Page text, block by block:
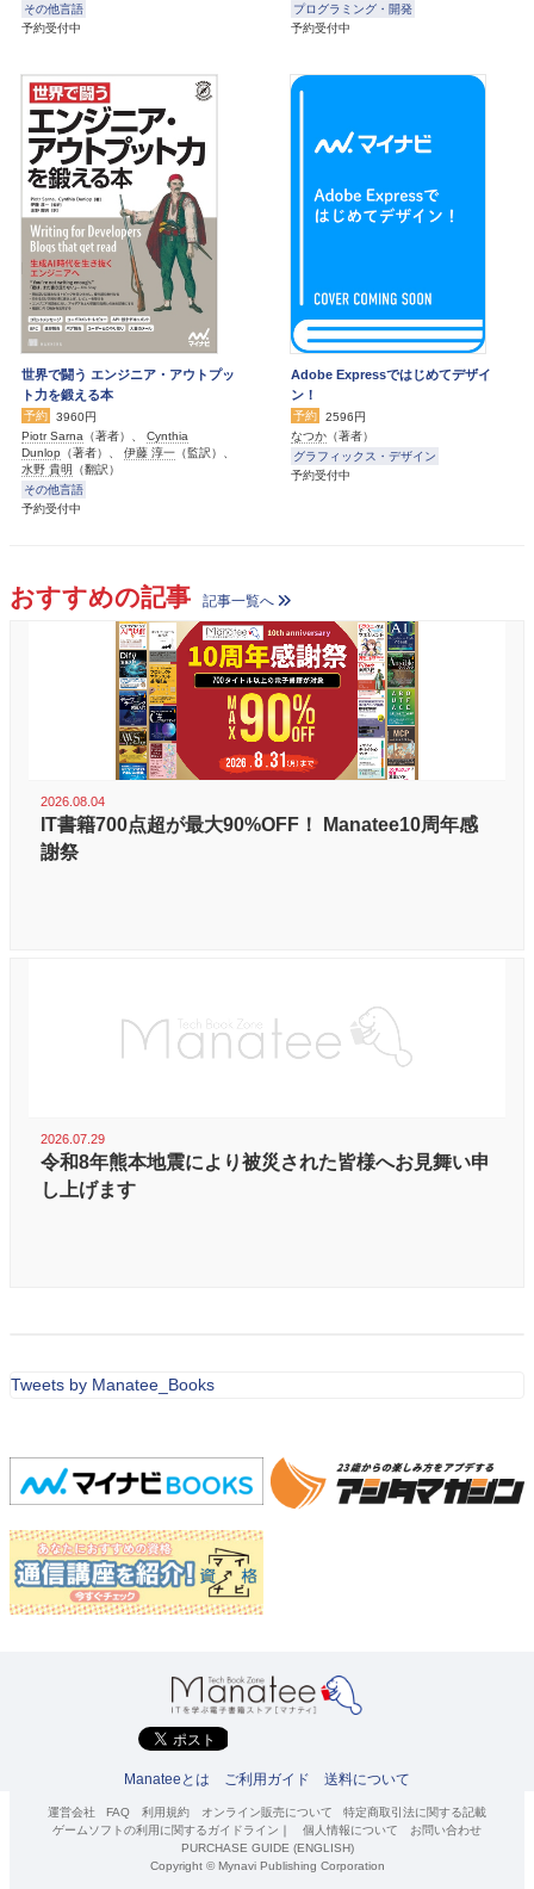
その他言語
予約受付中
プログラミング・開発
予約受付中
世界で闘う エンジニア・アウトプッ
ト力を鍛える本
予約
3960円
Piotr Sarna （著者）、 Cynthia
Dunlop （著者）、 伊藤 淳一 （監訳）、
水野 貴明 （翻訳）
その他言語
予約受付中
Adobe Expressではじめてデザイ
ン！
予約
2596円
なつか （著者）
グラフィックス・デザイン
予約受付中
おすすめの記事 記事一覧へ
2026.08.04
IT書籍700点超が最大90%OFF！ Manatee10周年感
謝祭
2026.07.29
令和8年熊本地震により被災された皆様へお見舞い申
し上げます
Tweets by Manatee_Books
Manateeとは ご利用ガイド 送料について
運営会社 FAQ 利用規約 オンライン販売について
特定商取引法に関する記載
ゲームソフトの利用に関するガイドライン
個人情報について
お問い合わせ
PURCHASE GUIDE (ENGLISH)
Copyright © Mynavi Publishing Corporation